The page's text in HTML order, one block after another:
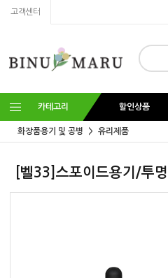
고객센터
카테고리 할인상품
화장품용기 및 공병 유리제품
[벨33]스포이드용기/투